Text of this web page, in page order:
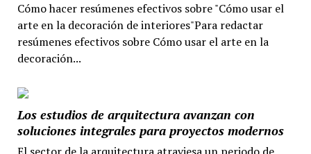
Cómo hacer resúmenes efectivos sobre "Cómo usar el
arte en la decoración de interiores"Para redactar
resúmenes efectivos sobre Cómo usar el arte en la
decoración...
Los estudios de arquitectura avanzan con
soluciones integrales para proyectos modernos